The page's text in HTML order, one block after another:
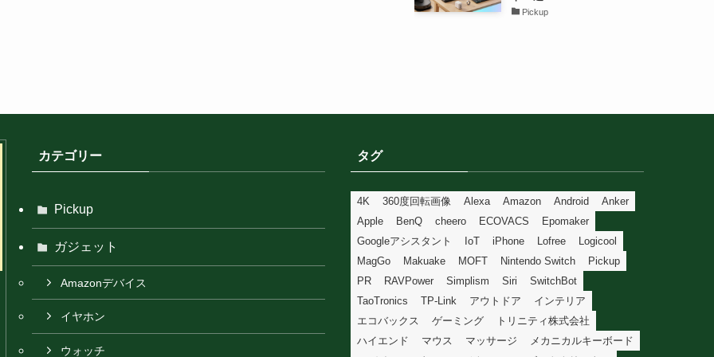
Pickup
カテゴリー
Pickup
ガジェット
Amazonデバイス
イヤホン
ウォッチ
タグ
4K 360度回転画像 Alexa Amazon Android
Anker
Apple
BenQ cheero ECOVACS
Epomaker
Googleアシスタント
IoT iPhone Lofree
Logicool
MagGo
Makuake MOFT Nintendo Switch
Pickup
PR
RAVPower Simplism Siri
SwitchBot
TaoTronics
TP-Link アウトドア
インテリア
エコバックス
ゲーミング
トリニティ株式会社
ハイエンド
マウス マッサージ
メカニカルキーボード